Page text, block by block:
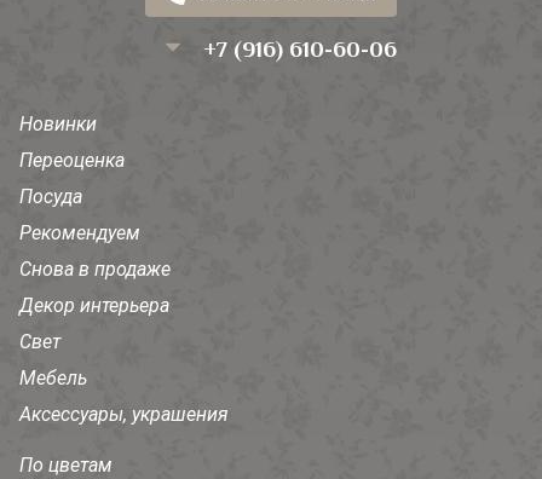
+7 (916) 610-60-06
Новинки
Переоценка
Посуда
Рекомендуем
Снова в продаже
Декор интерьера
Свет
Мебель
Аксессуары, украшения
По цветам